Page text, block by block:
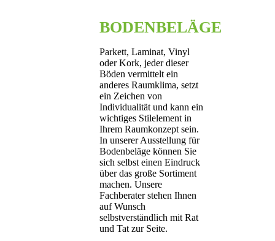
BODENBELÄGE
Parkett, Laminat, Vinyl
oder Kork, jeder dieser
Böden vermittelt ein
anderes Raumklima, setzt
ein Zeichen von
Individualität und kann ein
wichtiges Stilelement in
Ihrem Raumkonzept sein.
In unserer Ausstellung für
Bodenbeläge können Sie
sich selbst einen Eindruck
über das große Sortiment
machen. Unsere
Fachberater stehen Ihnen
auf Wunsch
selbstverständlich mit Rat
und Tat zur Seite.